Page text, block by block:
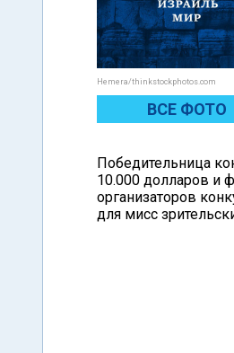
Hemera/thinkstockphotos.com
ВСЕ ФОТО
Победительница
10.000 долларов и
организаторов
для мисс